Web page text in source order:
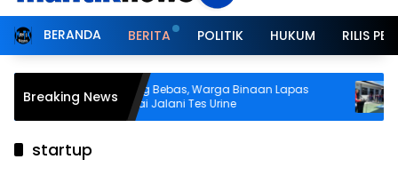
BERANDA BERITA POLITIK HUKUM RILIS
Breaking NewsJelang Bebas, Warga Binaan Lapas
Wahai Jalani Tes Urine
startup